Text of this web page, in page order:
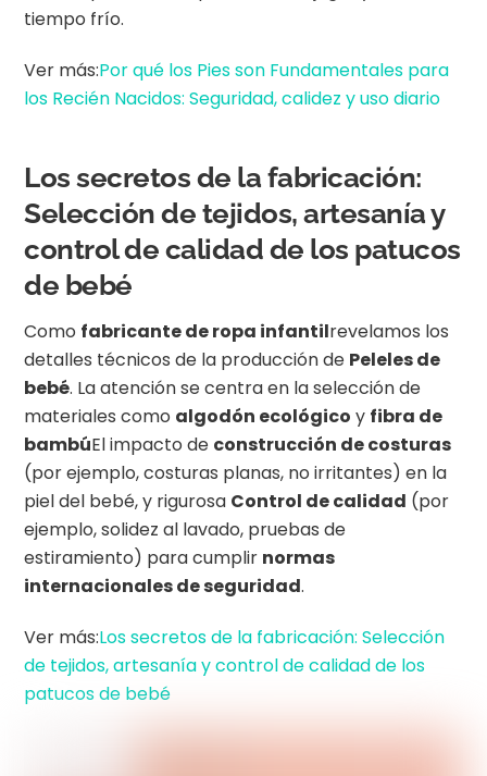
tiempo frío.
Ver más:Por qué los Pies son Fundamentales para
los Recién Nacidos: Seguridad, calidez y uso diario
Los secretos de la fabricación:
Selección de tejidos, artesanía y
control de calidad de los patucos
de bebé
Como fabricante de ropa infantilrevelamos los
detalles técnicos de la producción de Peleles de
bebé. La atención se centra en la selección de
materiales como algodón ecológico y fibra de
bambúEl impacto de construcción de costuras
(por ejemplo, costuras planas, no irritantes) en la
piel del bebé, y rigurosa Control de calidad (por
ejemplo, solidez al lavado, pruebas de
estiramiento) para cumplir normas
internacionales de seguridad.
Ver más:Los secretos de la fabricación: Selección
de tejidos, artesanía y control de calidad de los
patucos de bebé